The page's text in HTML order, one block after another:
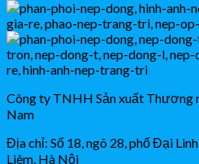
Công ty TNHH Sản xuất Thương
Nam
Địa chỉ: Số 18, ngõ 28, phố Đại
Liêm, Hà Nội